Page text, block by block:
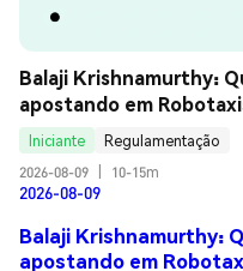
Balaji Krishnamurthy:
apostando em
Iniciante
Regulamentação
2026-08-09
10-15m
2026-08-09
Balaji Krishnamurthy:
apostando em